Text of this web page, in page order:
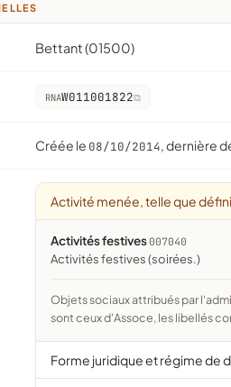
Bettant (01500)
RNAW011001822
Créée le 08/10/2014, dernière
Activité menée, telle que
Activités festives 007040
activités festives (soirées.)
Objets sociaux attribués par l'administration d'après l'objet déclaré ; activité NAF attribuée par l'INSEE. Les noms courts
sont ceux d'Assoce, les libellés
Forme juridique et régime de